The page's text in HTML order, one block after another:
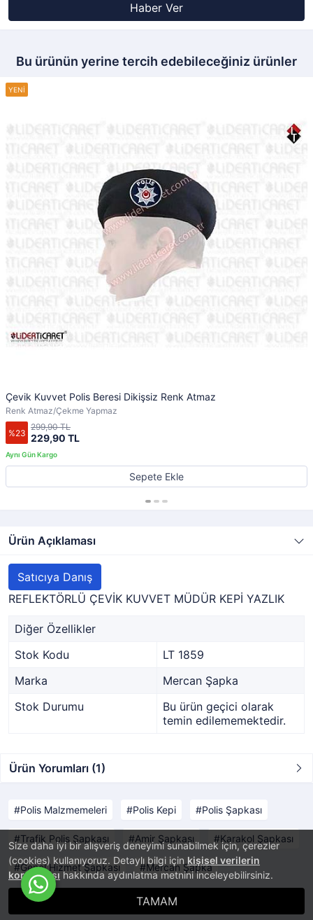
Size daha iyi bir alışveriş deneyimi sunabilmek için, çerezler
(cookies) kullanıyoruz. Detaylı bilgi için kişisel verilerin
korunmasıhakkında aydınlatma metnini inceleyebilirsiniz.
TAMAM
Haber Ver
Bu ürünün yerine tercih edebileceğiniz ürünler
Çevik Kuvvet Polis Beresi Dikişsiz Renk Atmaz
Renk Atmaz/Çekme Yapmaz
%23 229,90 TL
299,90 TL
Sepete Ekle
Ürün Açıklaması
Satıcıya Danış
REFLEKTÖRLÜ ÇEVİK KUVVET MÜDÜR KEPİ YAZLIK
Diğer Özellikler
Stok Kodu
LT 1859
Marka
Mercan Şapka
Stok Durumu
Bu ürün geçici olarak
temin edilememektedir.
Ürün Yorumları (1)
Polis Malzmemeleri Polis Kepi Polis Şapkası
Trafik Polis Şapkası Amir Şapkası Karakol Şapkası
Genel Hizmet Şapkası Mercan Şapka
E-Ticaret Sistemi